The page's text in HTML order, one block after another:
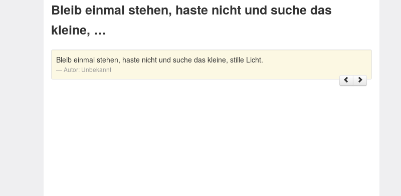
Bleib einmal stehen, haste nicht und suche das
kleine, …
Bleib einmal stehen, haste nicht und suche das kleine, stille Licht.
Autor: Unbekannt